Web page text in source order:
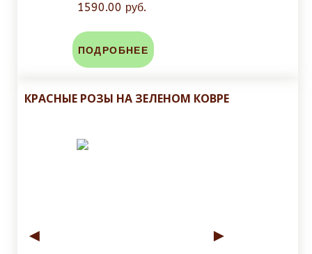
1590.00 руб.
ПОДРОБНЕЕ
КРАСНЫЕ РОЗЫ НА ЗЕЛЕНОМ КОВРЕ
◄ ►